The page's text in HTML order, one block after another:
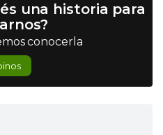
una historia para
conocerla